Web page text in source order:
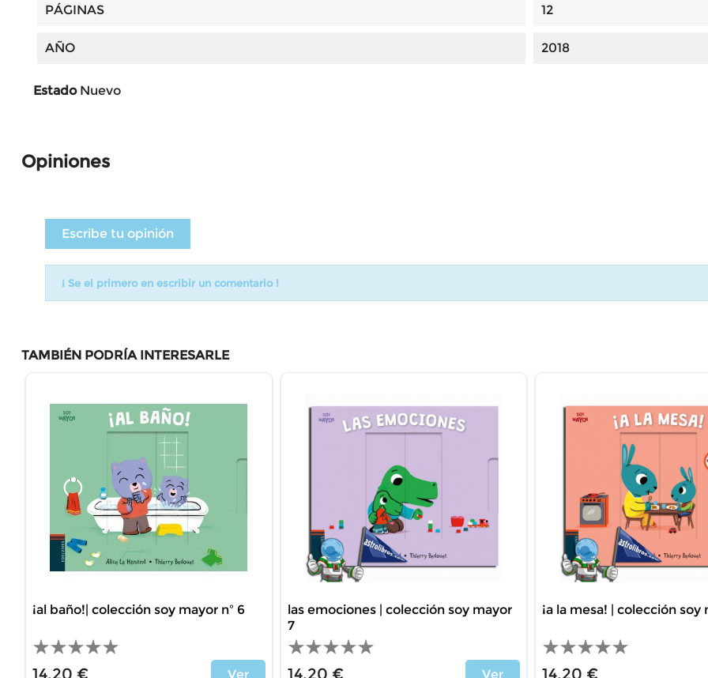
PÁGINAS 12
AÑO 2018
Estado Nuevo
Opiniones
Escribe tu opinión
¡ Se el primero en escribir un comentario !
TAMBIÉN PODRÍA INTERESARLE
¡al baño!| colección soy mayor nº 6
14,20 € Ver
las emociones | colección soy mayor
7
14,20 € Ver
¡a la mesa! | colección soy
14,20 €